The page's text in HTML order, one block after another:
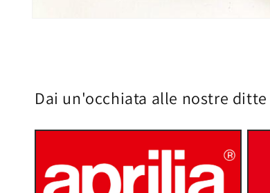
Dai un'occhiata alle nostre ditte